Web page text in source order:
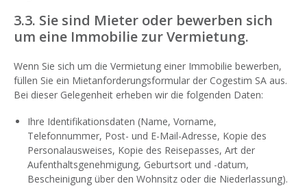
3.3. Sie sind Mieter oder bewerben sich
um eine Immobilie zur Vermietung.
Wenn Sie sich um die Vermietung einer Immobilie bewerben,
füllen Sie ein Mietanforderungsformular der Cogestim SA aus.
Bei dieser Gelegenheit erheben wir die folgenden Daten:
Ihre Identifikationsdaten (Name, Vorname,
Telefonnummer, Post- und E-Mail-Adresse, Kopie des
Personalausweises, Kopie des Reisepasses, Art der
Aufenthaltsgenehmigung, Geburtsort und -datum,
Bescheinigung über den Wohnsitz oder die Niederlassung).